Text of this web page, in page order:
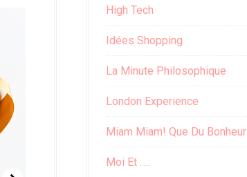
High Tech
Idées Shopping
La Minute Philosophique
London Experience
Miam Miam! Que Du Bonheur
Moi Et .....